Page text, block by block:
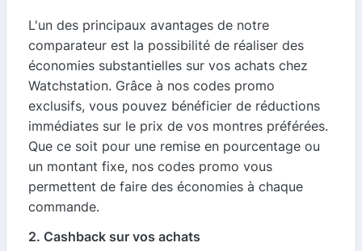
L'un des principaux avantages de notre
comparateur est la possibilité de réaliser des
économies substantielles sur vos achats chez
Watchstation. Grâce à nos codes promo
exclusifs, vous pouvez bénéficier de réductions
immédiates sur le prix de vos montres préférées.
Que ce soit pour une remise en pourcentage ou
un montant fixe, nos codes promo vous
permettent de faire des économies à chaque
commande.
2. Cashback sur vos achats